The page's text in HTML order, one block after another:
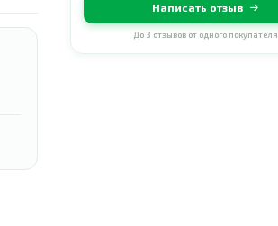
Написать отзыв
До 3 отзывов от одного покупателя